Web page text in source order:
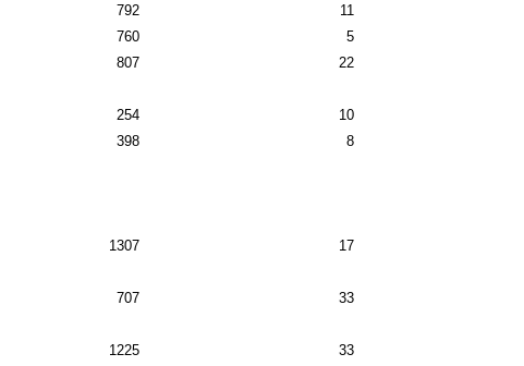
792 11
760 5
807 22
254 10
398 8
1307 17
707 33
1225 33